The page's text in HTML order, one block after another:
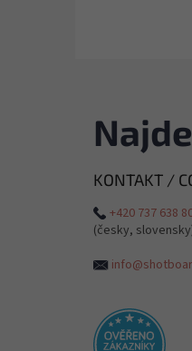
KONTAKT /
+420 737 638
(česky,